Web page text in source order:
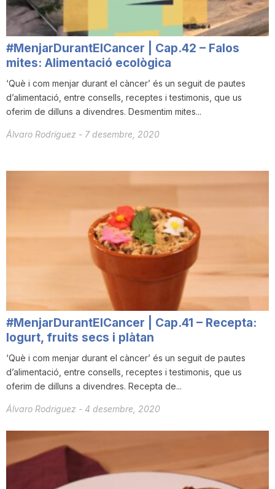
#MenjarDurantElCancer | Cap.42 – Falos
mites: Alimentació ecològica
‘Què i com menjar durant el càncer’ és un seguit de pautes
d’alimentació, entre consells, receptes i testimonis, que us
oferim de dilluns a divendres. Desmentim mites...
Álvaro Rodriguez - 7 desembre, 2020
#MenjarDurantElCancer | Cap.41 – Recepta:
Iogurt, fruits secs i plàtan
‘Què i com menjar durant el càncer’ és un seguit de pautes
d’alimentació, entre consells, receptes i testimonis, que us
oferim de dilluns a divendres. Recepta de...
Álvaro Rodriguez - 4 desembre, 2020